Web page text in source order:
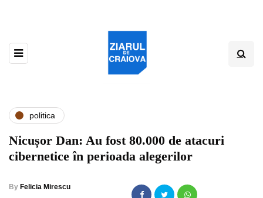
politica
Nicușor Dan: Au fost 80.000 de atacuri
cibernetice în perioada alegerilor
By Felicia Mirescu